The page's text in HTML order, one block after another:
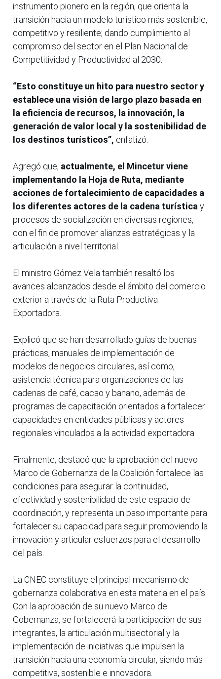
instrumento pionero en la región, que orienta la
transición hacia un modelo turístico más sostenible,
competitivo y resiliente; dando cumplimiento al
compromiso del sector en el Plan Nacional de
Competitividad y Productividad al 2030.
“Esto constituye un hito para nuestro sector y
establece una visión de largo plazo basada en
la eficiencia de recursos, la innovación, la
generación de valor local y la sostenibilidad de
los destinos turísticos”, enfatizó.
Agregó que, actualmente, el Mincetur viene
implementando la Hoja de Ruta, mediante
acciones de fortalecimiento de capacidades a
los diferentes actores de la cadena turística y
procesos de socialización en diversas regiones,
con el fin de promover alianzas estratégicas y la
articulación a nivel territorial.
El ministro Gómez Vela también resaltó los
avances alcanzados desde el ámbito del comercio
exterior a través de la Ruta Productiva
Exportadora.
Explicó que se han desarrollado guías de buenas
prácticas, manuales de implementación de
modelos de negocios circulares, así como,
asistencia técnica para organizaciones de las
cadenas de café, cacao y banano, además de
programas de capacitación orientados a fortalecer
capacidades en entidades públicas y actores
regionales vinculados a la actividad exportadora.
Finalmente, destacó que la aprobación del nuevo
Marco de Gobernanza de la Coalición fortalece las
condiciones para asegurar la continuidad,
efectividad y sostenibilidad de este espacio de
coordinación, y representa un paso importante para
fortalecer su capacidad para seguir promoviendo la
innovación y articular esfuerzos para el desarrollo
del país.
La CNEC constituye el principal mecanismo de
gobernanza colaborativa en esta materia en el país.
Con la aprobación de su nuevo Marco de
Gobernanza, se fortalecerá la participación de sus
integrantes, la articulación multisectorial y la
implementación de iniciativas que impulsen la
transición hacia una economía circular, siendo más
competitiva, sostenible e innovadora.